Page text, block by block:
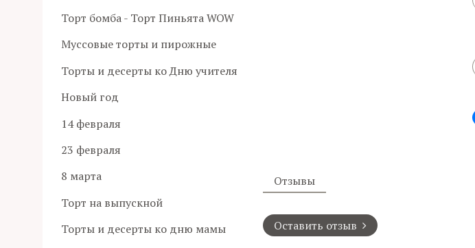
Отзывы
Оставить отзыв
Торт бомба - Торт Пиньята WOW
Муссовые торты и пирожные
Торты и десерты ко Дню учителя
Новый год
14 февраля
23 февраля
8 марта
Торт на выпускной
Торты и десерты ко дню мамы